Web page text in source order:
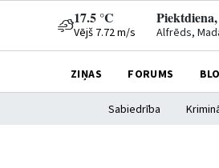
17.5 °C
Vējš 7.72 m/s Alfrēds,
ZIŅAS FORUMS
Sabiedrība